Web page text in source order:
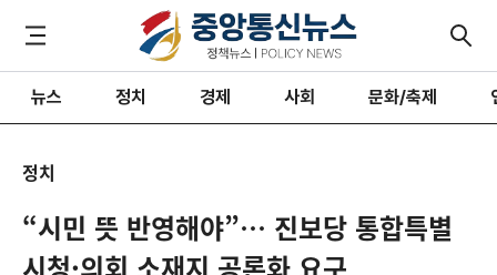
뉴스 정치 경제 사회 문화/축제
정치
“시민 뜻 반영해야”… 진보당 통합특별